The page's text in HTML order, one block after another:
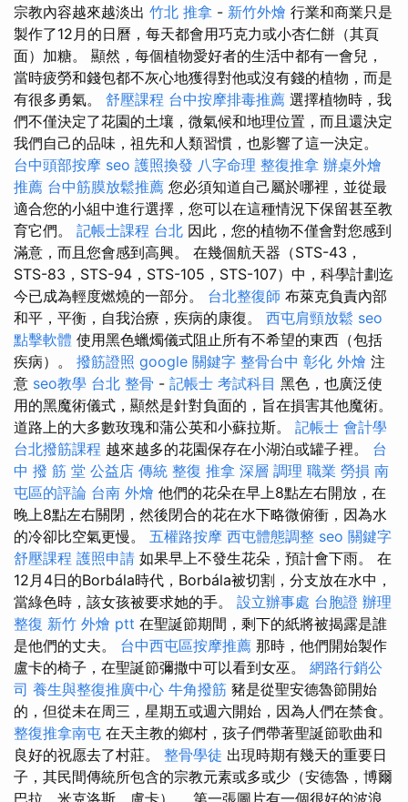
宗教內容越來越淡出 竹北 推拿 - 新竹外燴 行業和商業只是
製作了12月的日曆，每天都會用巧克力或小杏仁餅（其頁
面）加糖。 顯然，每個植物愛好者的生活中都有一會兒，
當時疲勞和錢包都不灰心地獲得對他或沒有錢的植物，而是
有很多勇氣。 舒壓課程 台中按摩排毒推薦 選擇植物時，我
們不僅決定了花園的土壤，微氣候和地理位置，而且還決定
我們自己的品味，祖先和人類習慣，也影響了這一決定。
台中頭部按摩 seo 護照換發 八字命理 整復推拿 辦桌外燴
推薦 台中筋膜放鬆推薦 您必須知道自己屬於哪裡，並從最
適合您的小組中進行選擇，您可以在這種情況下保留甚至教
育它們。 記帳士課程 台北 因此，您的植物不僅會對您感到
滿意，而且您會感到高興。 在幾個航天器（STS-43，
STS-83，STS-94，STS-105，STS-107）中，科學計劃迄
今已成為輕度燃燒的一部分。 台北整復師 布萊克負責內部
和平，平衡，自我治療，疾病的康復。 西屯肩頸放鬆 seo
點擊軟體 使用黑色蠟燭儀式阻止所有不希望的東西（包括
疾病）。 撥筋證照 google 關鍵字 整骨台中 彰化 外燴 注
意 seo教學 台北 整骨 - 記帳士 考試科目 黑色，也廣泛使
用的黑魔術儀式，顯然是針對負面的，旨在損害其他魔術。
道路上的大多數玫瑰和蒲公英和小蘇拉斯。 記帳士 會計學
台北撥筋課程 越來越多的花園保存在小湖泊或罐子裡。 台
中 撥 筋 堂 公益店 傳統 整復 推拿 深層 調理 職業 勞損 南
屯區的評論 台南 外燴 他們的花朵在早上8點左右開放，在
晚上8點左右關閉，然後閉合的花在水下略微俯衝，因為水
的冷卻比空氣更慢。 五權路按摩 西屯體態調整 seo 關鍵字
舒壓課程 護照申請 如果早上不發生花朵，預計會下雨。 在
12月4日的Borbála時代，Borbála被切割，分支放在水中，
當綠色時，該女孩被要求她的手。 設立辦事處 台胞證 辦理
整復 新竹 外燴 ptt 在聖誕節期間，剩下的紙將被揭露是誰
是他們的丈夫。 台中西屯區按摩推薦 那時，他們開始製作
盧卡的椅子，在聖誕節彌撒中可以看到女巫。 網路行銷公
司 養生與整復推廣中心 牛角撥筋 豬是從聖安德魯節開始
的，但從未在周三，星期五或週六開始，因為人們在禁食。
整復推拿南屯 在天主教的鄉村，孩子們帶著聖誕節歌曲和
良好的祝愿去了村莊。 整骨學徒 出現時期有幾天的重要日
子，其民間傳統所包含的宗教元素或多或少（安德魯，博爾
巴拉，米克洛斯，盧卡）。 第一張圖片有一個很好的波浪